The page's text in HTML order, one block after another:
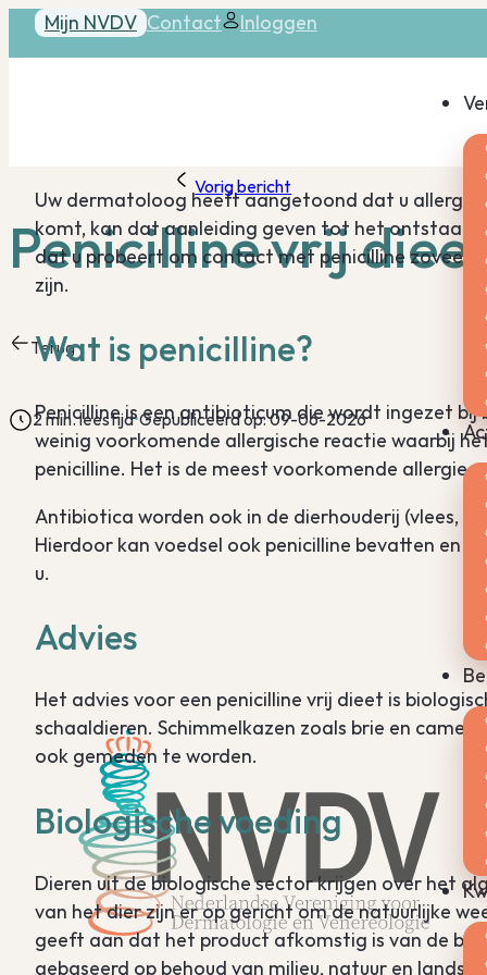
Mijn NVDV Contact Inloggen
Penicilline vrij
Terug
2 min. leestijd Gepubliceerd op: 09-06-2026
Uw dermatoloog heeft aangetoond dat u
komt, kan dat aanleiding geven tot het ontstaan
dat u probeert om contact met penicilline zoveel
zijn.
Wat is penicilline?
Penicilline is een antibioticum die wordt ingezet
weinig voorkomende allergische reactie waarbij
penicilline. Het is de meest voorkomende allergie
Antibiotica worden ook in de dierhouderij (vlees,
Hierdoor kan voedsel ook penicilline bevatten en
u.
Advies
Het advies voor een penicilline vrij dieet is
schaaldieren. Schimmelkazen zoals brie en
ook gemeden te worden.
Biologische voeding
Dieren uit de biologische sector krijgen over het
van het dier zijn er op gericht om de natuurlijke
geeft aan dat het product afkomstig is van de
gebaseerd op behoud van milieu, natuur en
Vorig bericht